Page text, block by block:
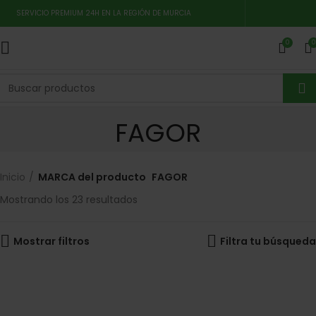
SERVICIO PREMIUM 24H EN LA REGIÓN DE MURCIA
0 0
FAGOR
Inicio MARCA del producto FAGOR
Mostrando los 23 resultados
Mostrar filtros Filtra tu búsqueda